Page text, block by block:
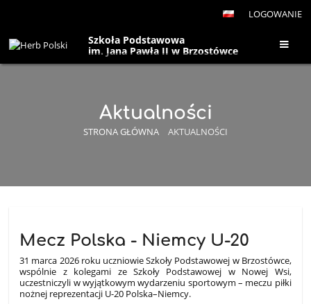
LOGOWANIE
Szkoła Podstawowa
im. Jana Pawła II w Brzostówce
Aktualności
STRONA GŁÓWNA AKTUALNOŚCI
Mecz Polska - Niemcy U-20
31 marca 2026 roku uczniowie Szkoły Podstawowej w Brzostówce,
wspólnie z kolegami ze Szkoły Podstawowej w Nowej Wsi,
uczestniczyli w wyjątkowym wydarzeniu sportowym – meczu piłki
nożnej reprezentacji U-20 Polska–Niemcy.